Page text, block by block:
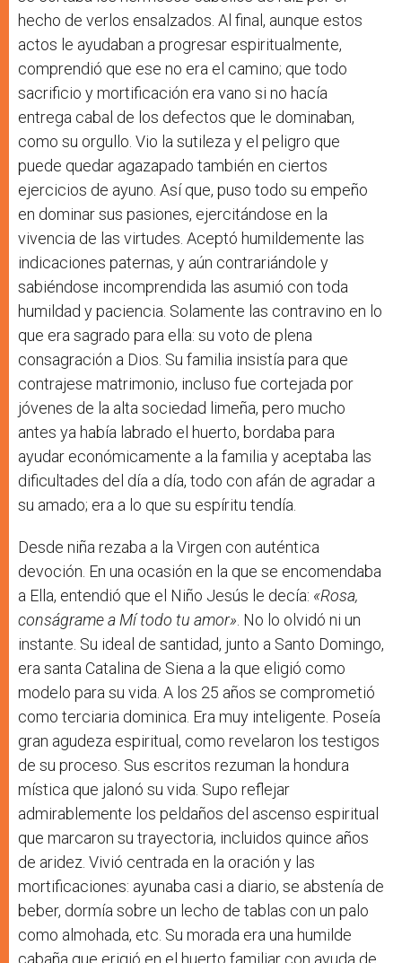
hecho de verlos ensalzados. Al final, aunque estos
actos le ayudaban a progresar espiritualmente,
comprendió que ese no era el camino; que todo
sacrificio y mortificación era vano si no hacía
entrega cabal de los defectos que le dominaban,
como su orgullo. Vio la sutileza y el peligro que
puede quedar agazapado también en ciertos
ejercicios de ayuno. Así que, puso todo su empeño
en dominar sus pasiones, ejercitándose en la
vivencia de las virtudes. Aceptó humildemente las
indicaciones paternas, y aún contrariándole y
sabiéndose incomprendida las asumió con toda
humildad y paciencia. Solamente las contravino en lo
que era sagrado para ella: su voto de plena
consagración a Dios. Su familia insistía para que
contrajese matrimonio, incluso fue cortejada por
jóvenes de la alta sociedad limeña, pero mucho
antes ya había labrado el huerto, bordaba para
ayudar económicamente a la familia y aceptaba las
dificultades del día a día, todo con afán de agradar a
su amado; era a lo que su espíritu tendía.
Desde niña rezaba a la Virgen con auténtica
devoción. En una ocasión en la que se encomendaba
a Ella, entendió que el Niño Jesús le decía: «Rosa,
conságrame a Mí todo tu amor» . No lo olvidó ni un
instante. Su ideal de santidad, junto a Santo Domingo,
era santa Catalina de Siena a la que eligió como
modelo para su vida. A los 25 años se comprometió
como terciaria dominica. Era muy inteligente. Poseía
gran agudeza espiritual, como revelaron los testigos
de su proceso. Sus escritos rezuman la hondura
mística que jalonó su vida. Supo reflejar
admirablemente los peldaños del ascenso espiritual
que marcaron su trayectoria, incluidos quince años
de aridez. Vivió centrada en la oración y las
mortificaciones: ayunaba casi a diario, se abstenía de
beber, dormía sobre un lecho de tablas con un palo
como almohada, etc. Su morada era una humilde
cabaña que erigió en el huerto familiar con ayuda de